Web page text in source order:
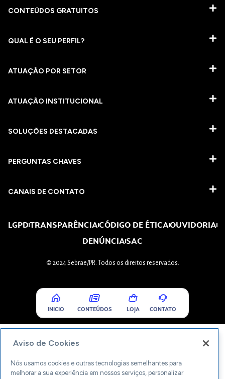
CONTEÚDOS GRATUITOS
QUAL É O SEU PERFIL?
ATUAÇÃO POR SETOR
ATUAÇÃO INSTITUCIONAL
SOLUÇÕES DESTACADAS
PERGUNTAS CHAVES​
CANAIS DE CONTATO
LGPDTRANSPARÊNCIACÓDIGO DE ÉTICAOUVIDORIA
DENÚNCIASAC
© 2024 Sebrae/PR. Todos os direitos reservados.
INICIO CONTEÚDOS LOJA CONTATO
Aviso de Cookies
Nós usamos cookies e outras tecnologias semelhantes para
melhorar a sua experiência em nossos serviços, personalizar